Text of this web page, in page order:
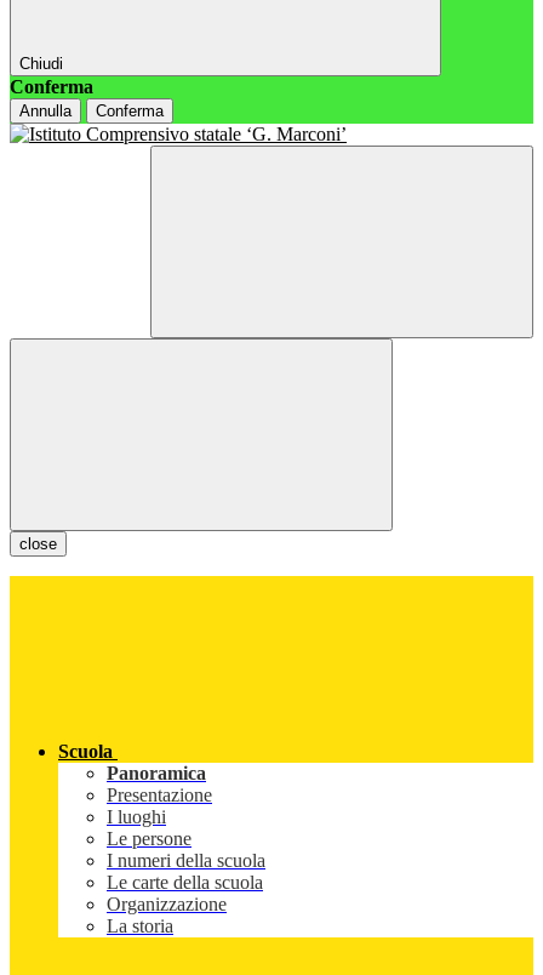
Chiudi
Conferma
Annulla Conferma
close
Scuola
Panoramica
Presentazione
I luoghi
Le persone
I numeri della scuola
Le carte della scuola
Organizzazione
La storia